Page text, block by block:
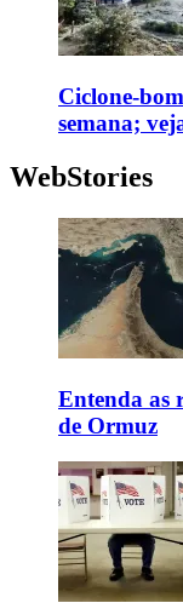
Ciclone-
semana;
WebStories
Entenda as
de Ormuz